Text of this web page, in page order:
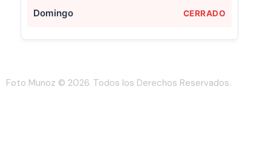
Domingo CERRADO
Foto Munoz © 2026. Todos los Derechos Reservados.